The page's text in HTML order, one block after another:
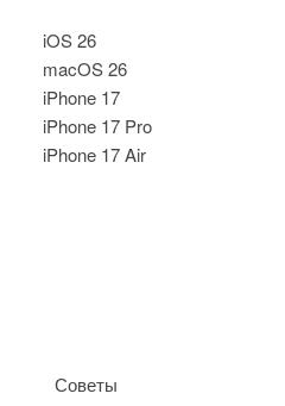
iOS 26
macOS 26
iPhone 17
iPhone 17 Pro
iPhone 17 Air
Советы